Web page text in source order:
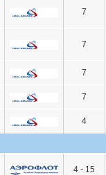
7
7
7
7
4
4 - 15